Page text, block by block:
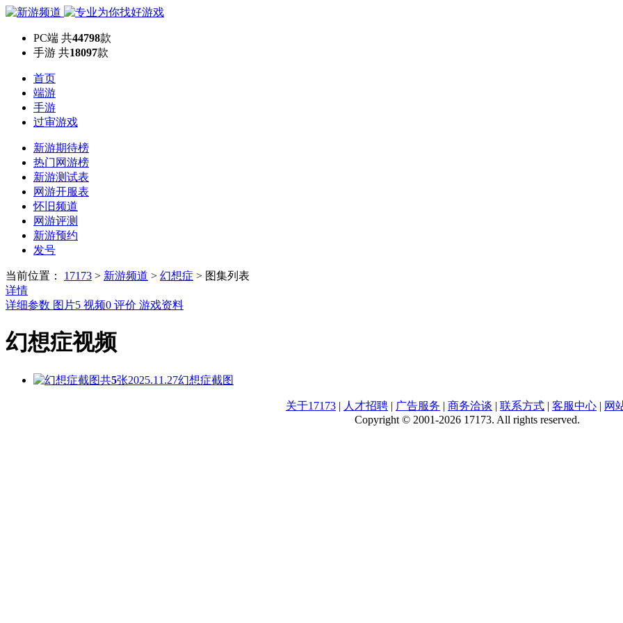
PC端 共44798款
手游 共18097款
首页
端游
手游
过审游戏
新游期待榜
热门网游榜
新游测试表
网游开服表
怀旧频道
网游评测
新游预约
发号
当前位置： 17173 > 新游频道 > 幻想症 > 图集列表
详情
详细参数 图片5 视频0 评价 游戏资料
幻想症视频
共5张2025.11.27幻想症截图
关于17173 | 人才招聘 | 广告服务 | 商务洽谈 | 联系方式 | 客服中心 | 网
Copyright © 2001-2026 17173. All rights reserved.